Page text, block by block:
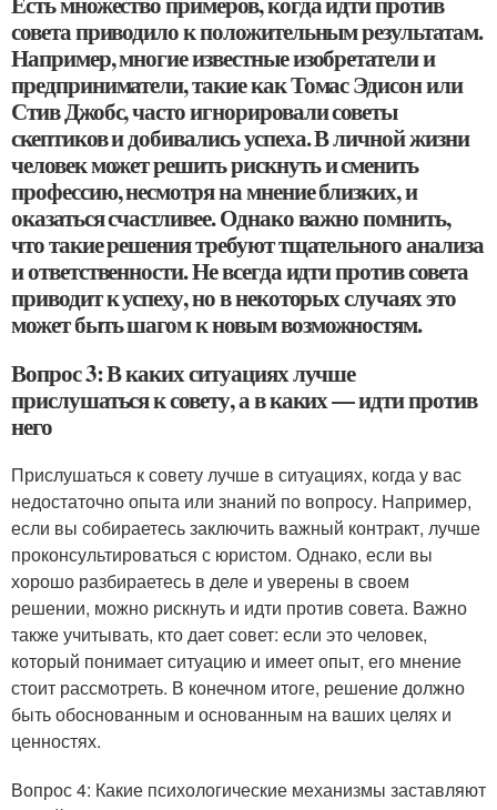
совета приводило к положительным результатам.
Например, многие известные изобретатели и
предприниматели, такие как Томас Эдисон или
Стив Джобс, часто игнорировали советы
скептиков и добивались успеха. В личной жизни
человек может решить рискнуть и сменить
профессию, несмотря на мнение близких, и
оказаться счастливее. Однако важно помнить,
что такие решения требуют тщательного анализа
и ответственности. Не всегда идти против совета
приводит к успеху, но в некоторых случаях это
может быть шагом к новым возможностям.
Вопрос 3: В каких ситуациях лучше
прислушаться к совету, а в каких — идти против
него
Прислушаться к совету лучше в ситуациях, когда у вас
недостаточно опыта или знаний по вопросу. Например,
если вы собираетесь заключить важный контракт, лучше
проконсультироваться с юристом. Однако, если вы
хорошо разбираетесь в деле и уверены в своем
решении, можно рискнуть и идти против совета. Важно
также учитывать, кто дает совет: если это человек,
который понимает ситуацию и имеет опыт, его мнение
стоит рассмотреть. В конечном итоге, решение должно
быть обоснованным и основанным на ваших целях и
ценностях.
Вопрос 4: Какие психологические механизмы заставляют